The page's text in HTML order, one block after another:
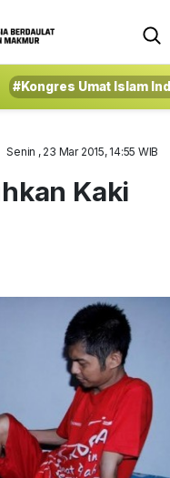
#Kongres Umat Islam
Senin , 23 Mar 2015, 14:55 WIB
Kaki